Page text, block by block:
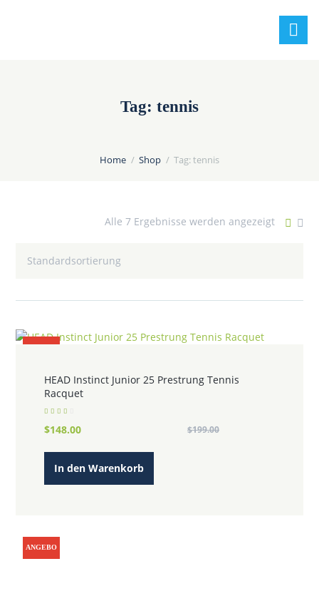
Tag: tennis
Home Shop Tag: tennis
Alle 7 Ergebnisse werden angezeigt
ANGEBO
HEAD Instinct Junior 25 Prestrung Tennis
Racquet
t mit
3.00
$199.00
Ursprünglicher
$199.00
$148.00Aktueller
$148.00.
In den Warenkorb
ANGEBO